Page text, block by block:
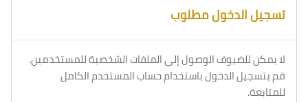
تسجيل الدخول مطلوب
لا يمكن للضيوف الوصول إلى الملفات الشخصية للمستخدمين.
قم بتسجيل الدخول باستخدام حساب المستخدم الكامل
للمتابعة.